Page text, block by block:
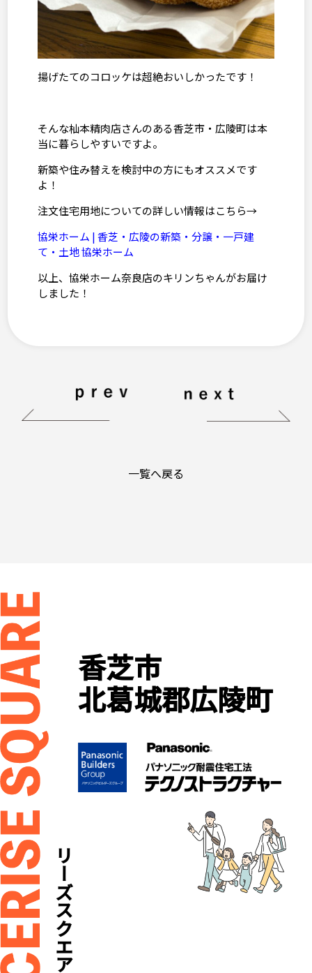
揚げたてのコロッケは超絶おいしかったです！
そんな杣本精肉店さんのある香芝市・広陵町は本
当に暮らしやすいですよ。
新築や住み替えを検討中の方にもオススメです
よ！
注文住宅用地についての詳しい情報はこちら→
協栄ホーム | 香芝・広陵の新築・分譲・一戸建
て・土地 協栄ホーム
以上、協栄ホーム奈良店のキリンちゃんがお届け
しました！
一覧へ戻る
セリーズスクエア
香芝市
北葛城郡広陵町